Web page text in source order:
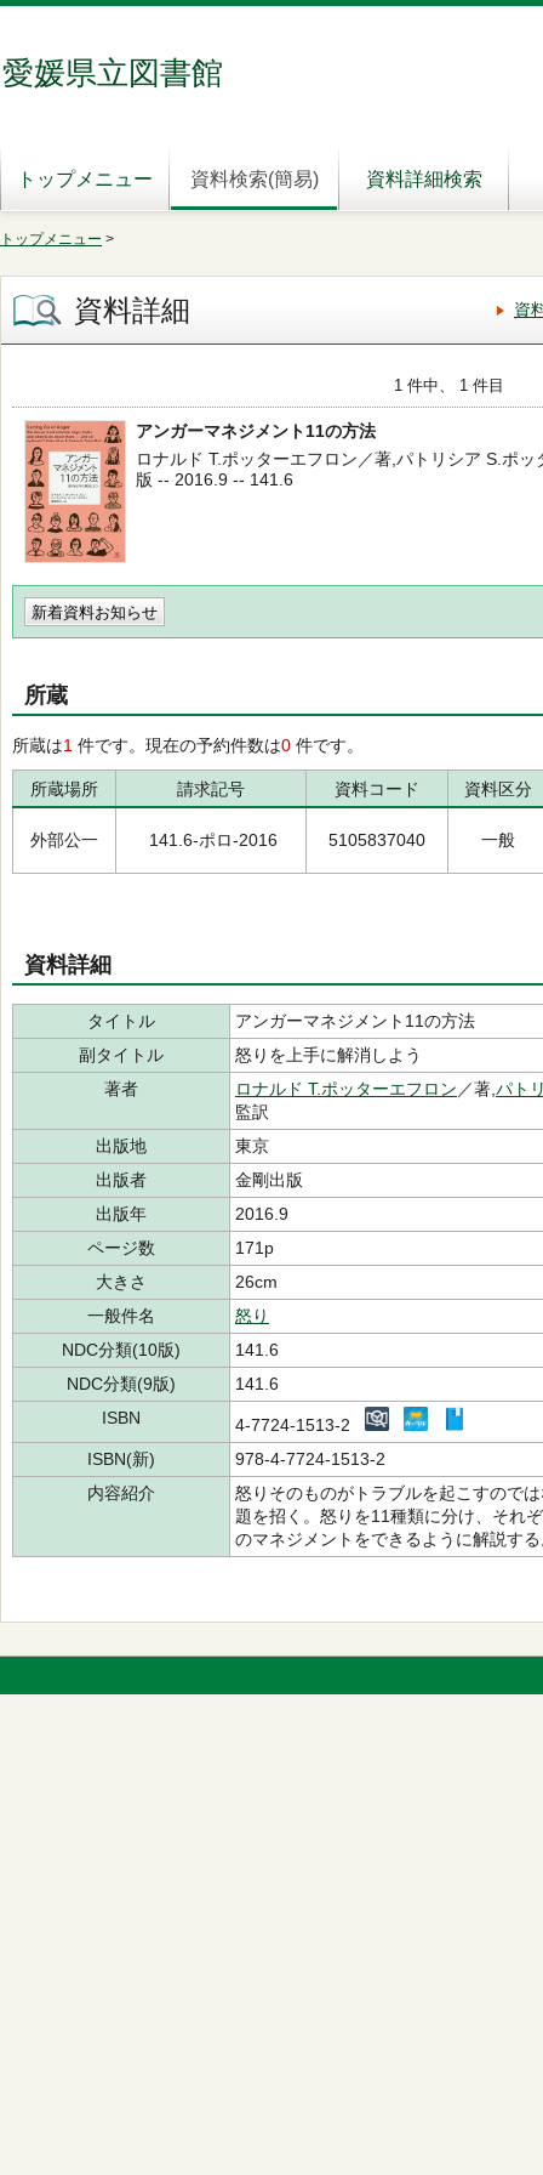
愛媛県立図書館
トップメニュー 資料検索(簡易) 資料詳細検索
トップメニュー >
資料詳細 資
1 件中、 1 件目
アンガーマネジメント11の方法
ロナルド T.ポッターエフロン／著,パトリシア S.ポ
版 -- 2016.9 -- 141.6
新着資料お知らせ
所蔵
所蔵は1 件です。現在の予約件数は0 件です。
所蔵場所 請求記号 資料コード 資料区分
外部公一 141.6-ポロ-2016 5105837040 一般
資料詳細
タイトル
アンガーマネジメント11の方法
副タイトル
怒りを上手に解消しよう
著者
ロナルド T.ポッターエフロン ／著, パト
監訳
出版地
東京
出版者
金剛出版
出版年
2016.9
ページ数
171p
大きさ
26cm
一般件名
怒り
NDC分類(10版)
141.6
NDC分類(9版)
141.6
ISBN
4-7724-1513-2
ISBN(新)
978-4-7724-1513-2
内容紹介
怒りそのものがトラブルを起こすので
題を招く。怒りを11種類に分け、それ
のマネジメントをできるように解説す